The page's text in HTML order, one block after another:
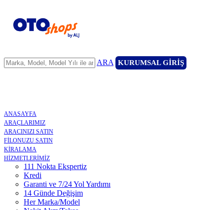
ARA KURUMSAL GİRİŞ
ANASAYFA
ARAÇLARIMIZ
ARACINIZI SATIN
FİLONUZU SATIN
KİRALAMA
HİZMETLERİMİZ
111 Nokta Ekspertiz
Kredi
Garanti ve 7/24 Yol Yardımı
14 Günde Değişim
Her Marka/Model